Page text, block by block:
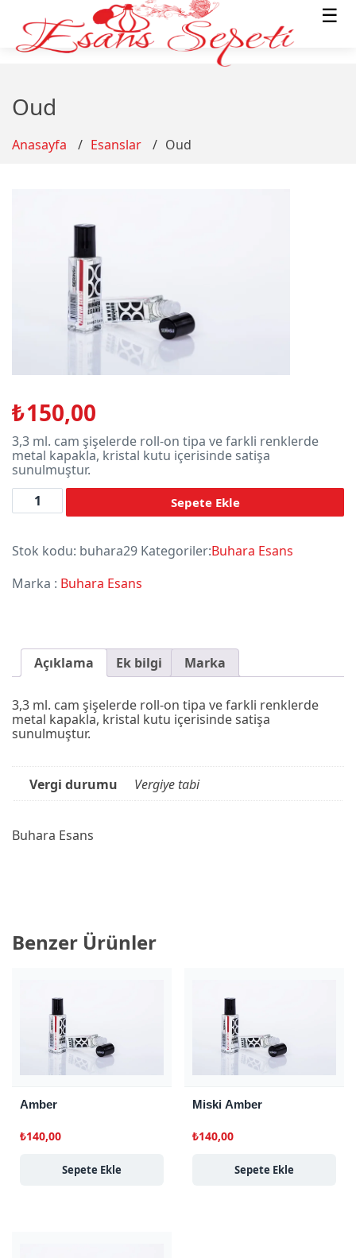
☰
Oud
Anasayfa Esanslar Oud
₺150,00
3,3 ml. cam şi̇şelerde roll-on tipa ve farkli renklerde
metal kapakla, kri̇stal kutu i̇çeri̇si̇nde satişa
sunulmuştur.
Adet
Sepete Ekle
Stok kodu: buhara29 Kategoriler:Buhara Esans
Marka : Buhara Esans
Açıklama Ek bilgi Marka
3,3 ml. cam şi̇şelerde roll-on tipa ve farkli renklerde
metal kapakla, kri̇stal kutu i̇çeri̇si̇nde satişa
sunulmuştur.
Vergi durumu Vergiye tabi
Buhara Esans
Benzer Ürünler
Amber
₺140,00
Sepete Ekle
Miski Amber
₺140,00
Sepete Ekle